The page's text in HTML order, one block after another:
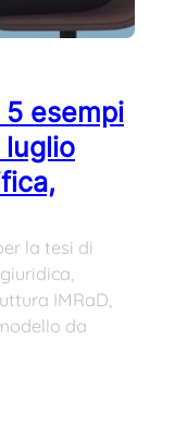
esempi
luglio
la tesi di
IMRaD,
da